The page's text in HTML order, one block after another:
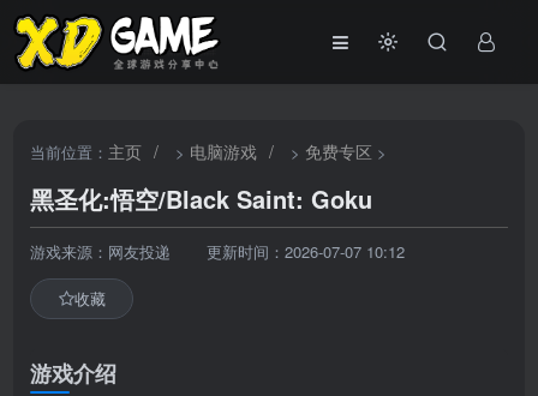
当前位置： 主页 / > 电脑游戏 / > 免费专区 >
黑圣化:悟空/Black Saint: Goku
游戏来源：网友投递 更新时间：2026-07-07 10:12
收藏
游戏介绍